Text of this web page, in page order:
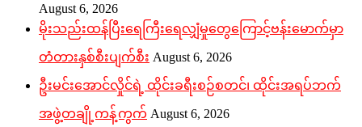
August 6, 2026
မိုးသည်းထန်ပြီးရေကြီးရေလျှံမှုတွေကြောင့်ဗန်းမောက်မှာ
တံတားနှစ်စီးပျက်စီး August 6, 2026
ဦးမင်းအောင်လှိုင်ရဲ့ ထိုင်းခရီးစဉ်စတင်၊ ထိုင်းအရပ်ဘက်
အဖွဲ့တချို့ကန့်ကွက် August 6, 2026